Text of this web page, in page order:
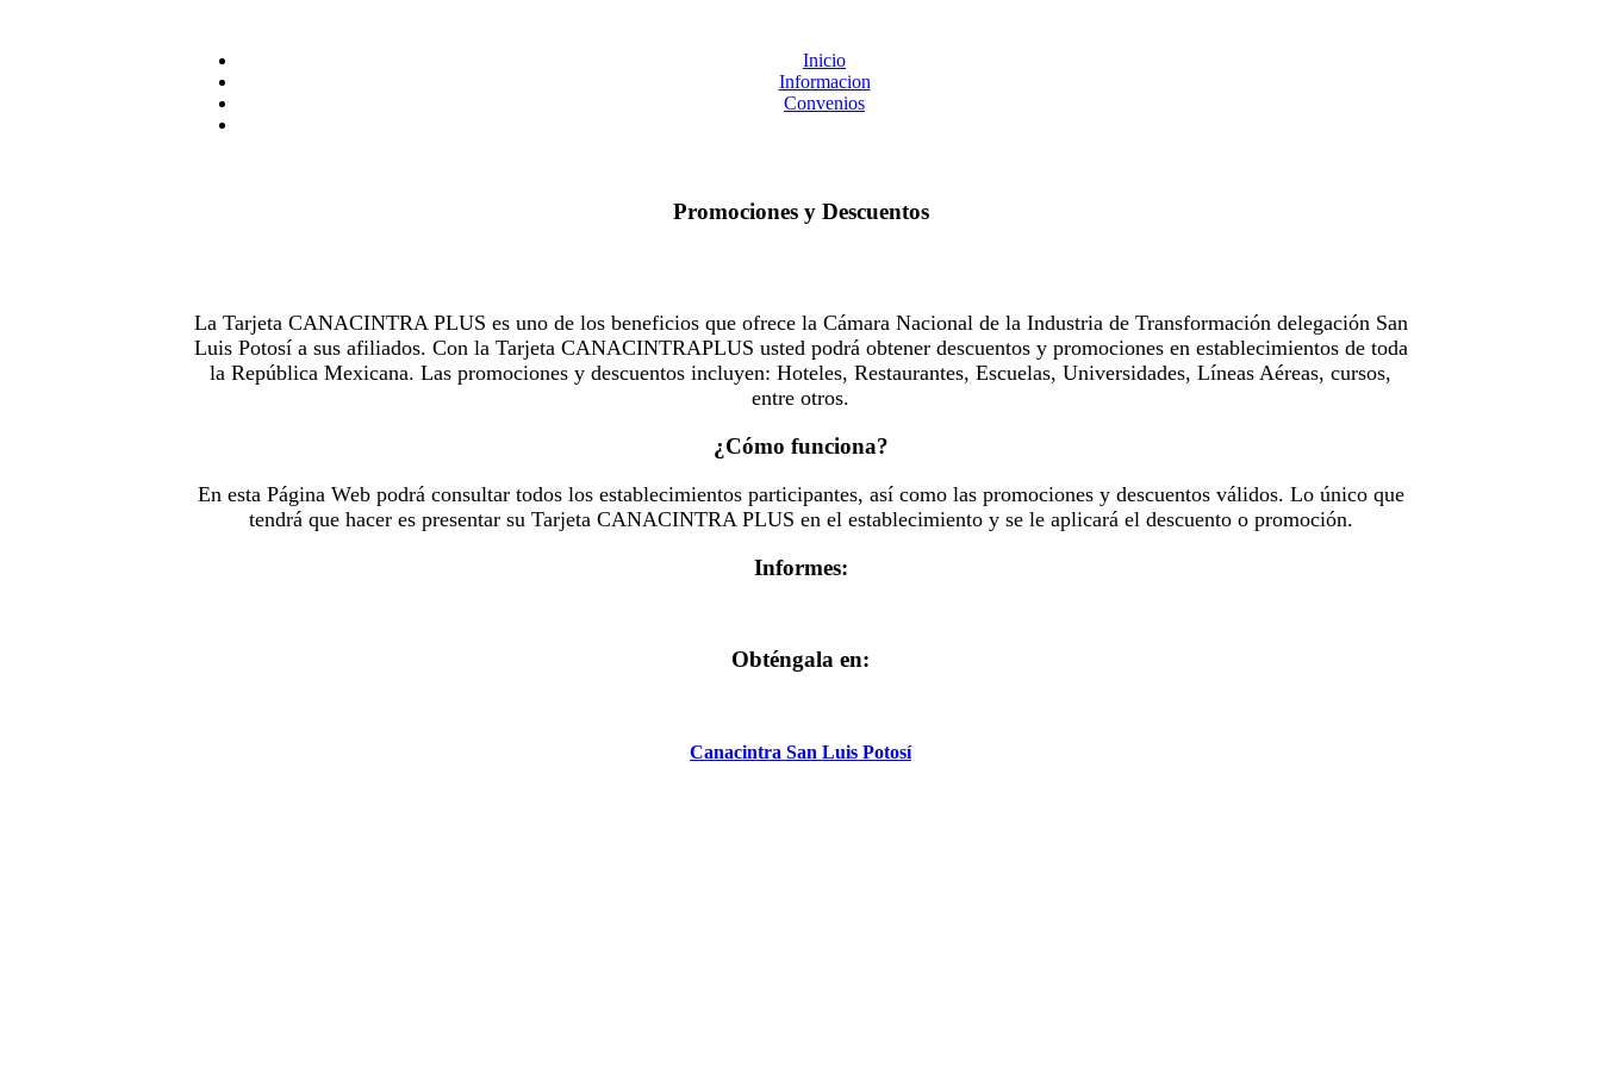
Inicio
Informacion
Convenios
Promociones y Descuentos
La Tarjeta CANACINTRA PLUS es uno de los beneficios que ofrece la Cámara Nacional de la Industria de Transformación delegación San
Luis Potosí a sus afiliados. Con la Tarjeta CANACINTRAPLUS usted podrá obtener descuentos y promociones en establecimientos de toda
la República Mexicana. Las promociones y descuentos incluyen: Hoteles, Restaurantes, Escuelas, Universidades, Líneas Aéreas, cursos,
entre otros.
¿Cómo funciona?
En esta Página Web podrá consultar todos los establecimientos participantes, así como las promociones y descuentos válidos. Lo único que
tendrá que hacer es presentar su Tarjeta CANACINTRA PLUS en el establecimiento y se le aplicará el descuento o promoción.
Informes:
Obténgala en:
Canacintra San Luis Potosí